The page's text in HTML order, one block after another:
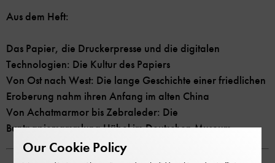
Aus dem Heft:
Das Papier, die Druckerpresse und die digitalen
Technologien: Die Kultur des Papiers
Von Ost nach West: Die lange Geschichte einer friedlichen
Eroberung nahm ihren Anfang im alten China
Von Achatmarmor bis Zebraleder: Die
Buntpapiersammlung Hübel im Deutschen Museum
Our Cookie Policy